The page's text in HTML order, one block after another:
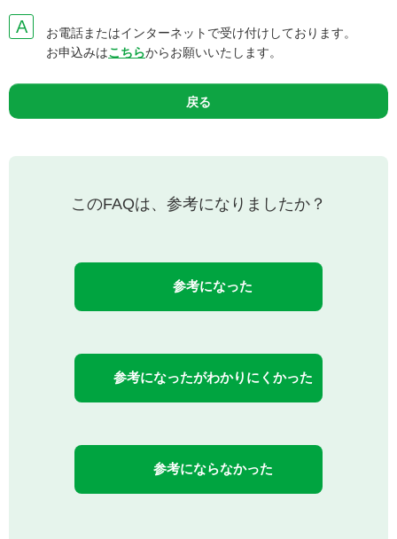
お電話またはインターネットで受け付けしております。
お申込みはこちらからお願いいたします。
戻る
このFAQは、参考になりましたか？
参考になった
参考になったがわかりにくかった
参考にならなかった